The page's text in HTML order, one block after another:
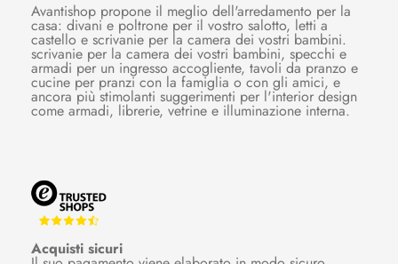
Avantishop propone il meglio dell'arredamento per la
casa: divani e poltrone per il vostro salotto, letti a
castello e scrivanie per la camera dei vostri bambini.
scrivanie per la camera dei vostri bambini, specchi e
armadi per un ingresso accogliente, tavoli da pranzo e
cucine per pranzi con la famiglia o con gli amici, e
ancora più stimolanti suggerimenti per l'interior design
come armadi, librerie, vetrine e illuminazione interna.
Acquisti sicuri